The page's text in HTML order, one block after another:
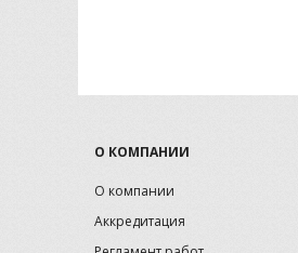
О КОМПАНИИ
О компании
Аккредитация